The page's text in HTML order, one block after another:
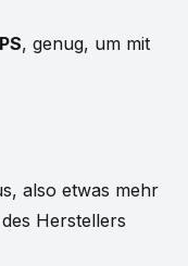
, genug, um mit
also etwas mehr
Herstellers